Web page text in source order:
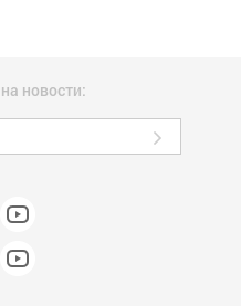
новости: